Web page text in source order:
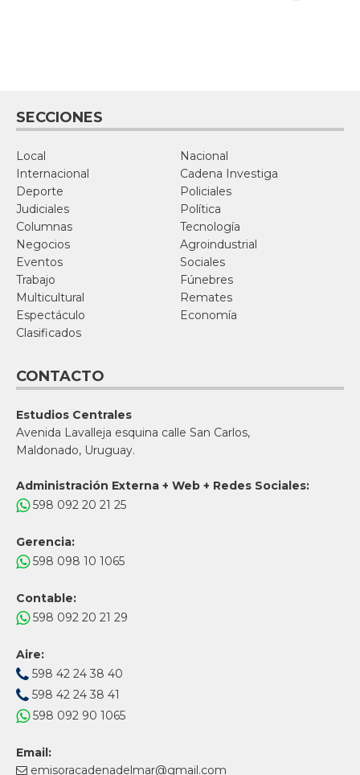
SECCIONES
Local
Nacional
Internacional
Cadena Investiga
Deporte
Policiales
Judiciales
Política
Columnas
Tecnología
Negocios
Agroindustrial
Eventos
Sociales
Trabajo
Fúnebres
Multicultural
Remates
Espectáculo
Economía
Clasificados
CONTACTO
Estudios Centrales
Avenida Lavalleja esquina calle San Carlos,
Maldonado, Uruguay.
Administración Externa + Web + Redes Sociales:
598 092 20 21 25
Gerencia:
598 098 10 1065
Contable:
598 092 20 21 29
Aire:
598 42 24 38 40
598 42 24 38 41
598 092 90 1065
Email:
emisoracadenadelmar@gmail.com